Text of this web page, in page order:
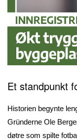
Et standpunkt
Historien begynte
Gründerne Ole
døtre som spilte